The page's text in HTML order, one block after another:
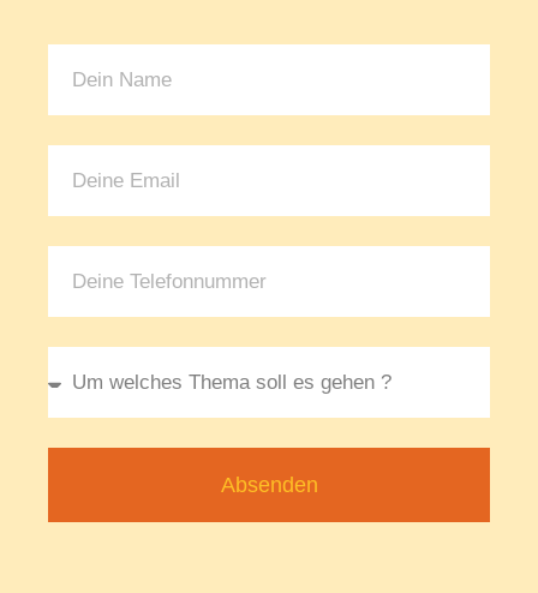
Absenden